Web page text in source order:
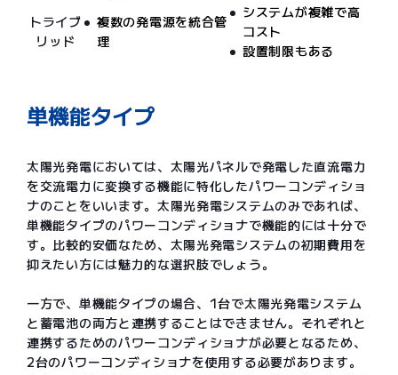
トライブ
リッド
複数の発電源を統合管
理
システムが複雑で高
コスト
設置制限もある
単機能タイプ
太陽光発電においては、太陽光パネルで発電した直流電力
を交流電力に変換する機能に特化したパワーコンディショ
ナのことをいいます。太陽光発電システムのみであれば、
単機能タイプのパワーコンディショナで機能的には十分で
す。比較的安価なため、太陽光発電システムの初期費用を
抑えたい方には魅力的な選択肢でしょう。
一方で、単機能タイプの場合、1台で太陽光発電システム
と蓄電池の両方と連携することはできません。それぞれと
連携するためのパワーコンディショナが必要となるため、
2台のパワーコンディショナを使用する必要があります。